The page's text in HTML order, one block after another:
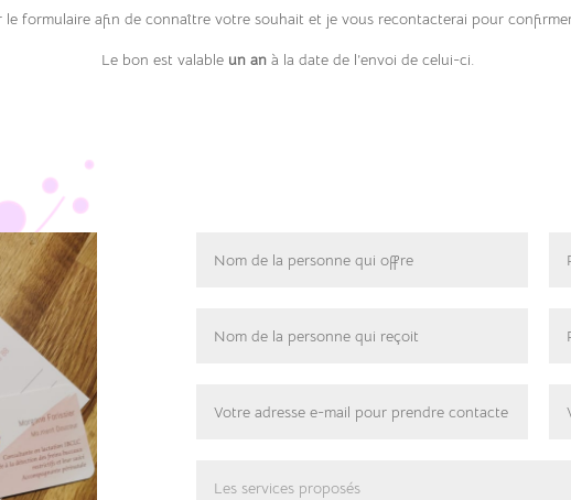
le formulaire afin de connaître votre souhait et je vous recontacterai pour
Le bon est valable un an à la date de l’envoi de celui-ci.